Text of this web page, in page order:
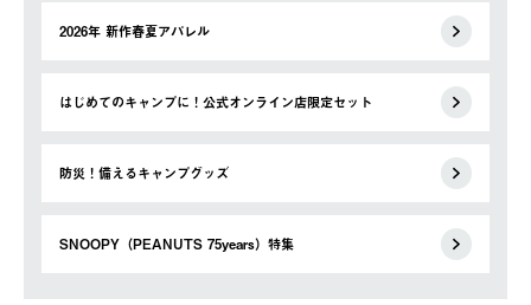
2026年 新作春夏アパレル
はじめてのキャンプに！公式オンライン店限定セット
防災！備えるキャンプグッズ
SNOOPY（PEANUTS 75years）特集